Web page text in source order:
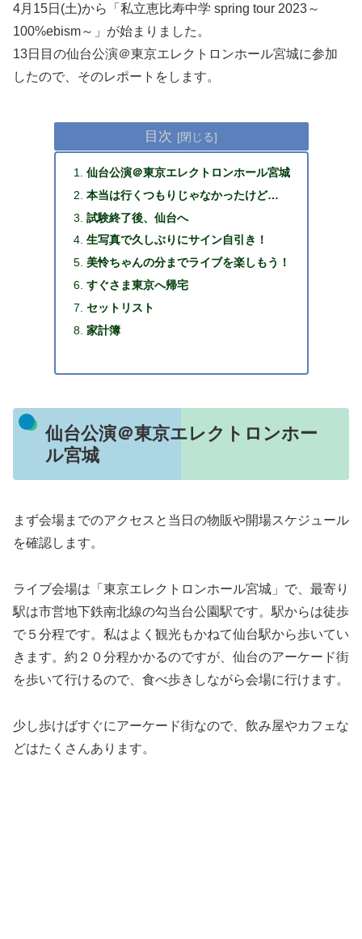
4月15日(土)から「私立恵比寿中学 spring tour 2023～
100%ebism～」が始まりました。
13日目の仙台公演＠東京エレクトロンホール宮城に参加
したので、そのレポートをします。
目次
仙台公演＠東京エレクトロンホール宮城
本当は行くつもりじゃなかったけど…
試験終了後、仙台へ
生写真で久しぶりにサイン自引き！
美怜ちゃんの分までライブを楽しもう！
すぐさま東京へ帰宅
セットリスト
家計簿
仙台公演＠東京エレクトロンホー
ル宮城
まず会場までのアクセスと当日の物販や開場スケジュール
を確認します。
ライブ会場は「東京エレクトロンホール宮城」で、最寄り
駅は市営地下鉄南北線の勾当台公園駅です。駅からは徒歩
で５分程です。私はよく観光もかねて仙台駅から歩いてい
きます。約２０分程かかるのですが、仙台のアーケード街
を歩いて行けるので、食べ歩きしながら会場に行けます。
少し歩けばすぐにアーケード街なので、飲み屋やカフェな
どはたくさんあります。